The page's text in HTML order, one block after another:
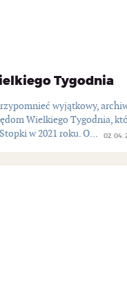
Tygodnia
02. 04.
wyjątkowy,
Wielkiego Tygodnia,
w 2021 roku. O...